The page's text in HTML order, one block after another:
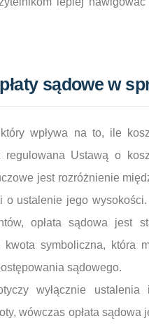
sądowe w
wpływa na to, ile
Ustawą o
jest rozróżnienie
o ustalenie jego
opłata sądowa jest
symboliczna, która
sądowego.
wyłącznie ustalenia
wówczas opłata sądowa